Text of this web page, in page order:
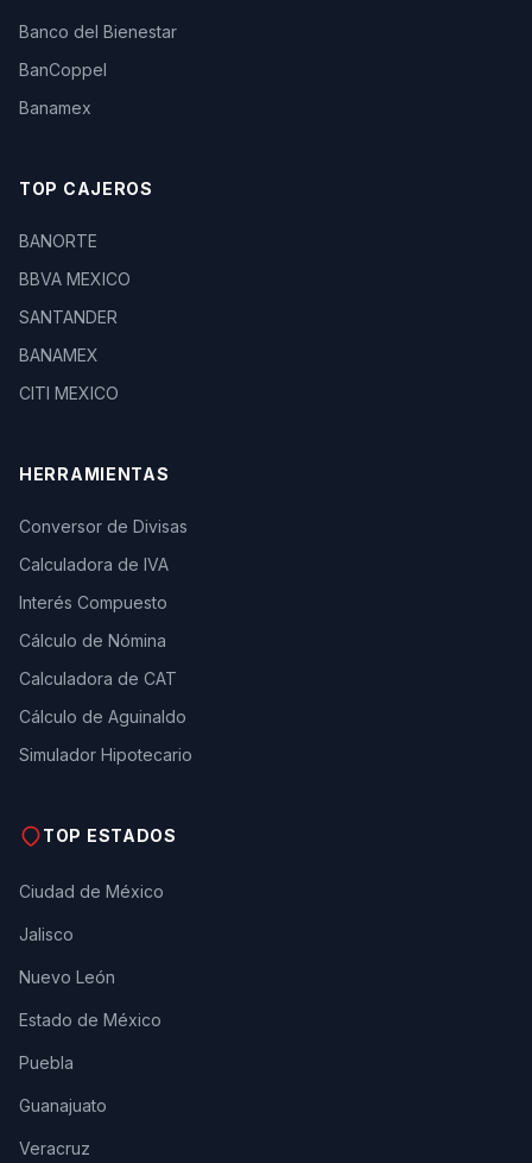
Banco del Bienestar
BanCoppel
Banamex
TOP CAJEROS
BANORTE
BBVA MEXICO
SANTANDER
BANAMEX
CITI MEXICO
HERRAMIENTAS
Conversor de Divisas
Calculadora de IVA
Interés Compuesto
Cálculo de Nómina
Calculadora de CAT
Cálculo de Aguinaldo
Simulador Hipotecario
TOP ESTADOS
Ciudad de México
Jalisco
Nuevo León
Estado de México
Puebla
Guanajuato
Veracruz